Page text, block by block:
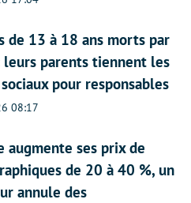
de 13 à 18 ans morts par
leurs parents tiennent les
pour responsables
08:17
augmente ses prix de
de 20 à 40 %, un
annule des